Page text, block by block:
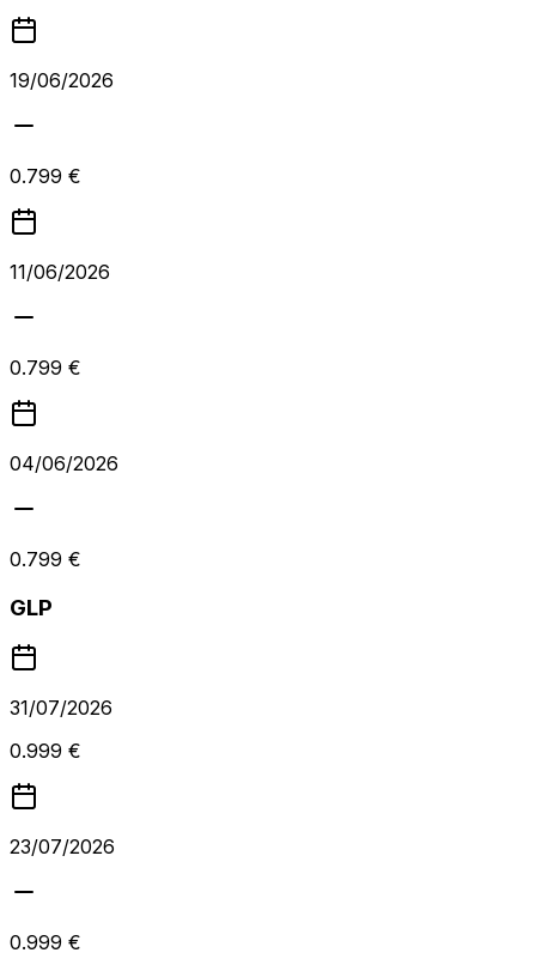
19/06/2026
0.799 €
11/06/2026
0.799 €
04/06/2026
0.799 €
GLP
31/07/2026
0.999 €
23/07/2026
0.999 €